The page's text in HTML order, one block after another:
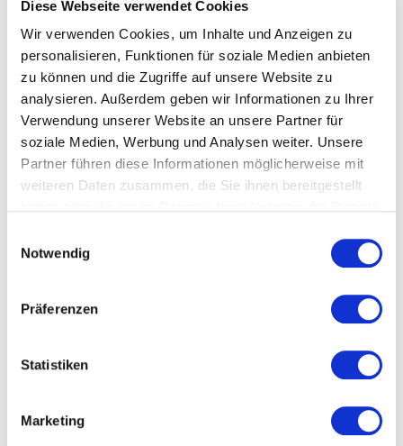
Diese Webseite verwendet Cookies
Wir verwenden Cookies, um Inhalte und Anzeigen zu
personalisieren, Funktionen für soziale Medien anbieten
zu können und die Zugriffe auf unsere Website zu
analysieren. Außerdem geben wir Informationen zu Ihrer
Verwendung unserer Website an unsere Partner für
soziale Medien, Werbung und Analysen weiter. Unsere
Partner führen diese Informationen möglicherweise mit
weiteren Daten zusammen, die Sie ihnen bereitgestellt
Notwendig
Präferenzen
Statistiken
Marketing
es, Menschen von Angesicht zu Angesicht zu
treffen, egal wie klein ihre Rolle im
Produktionsprozess auch sein mag. So sind aus
manchen Lieferant*innen mittlerweile
Freund*innen geworden, die einander
unterstützen und gemeinsam die Modebranche
neu definieren.